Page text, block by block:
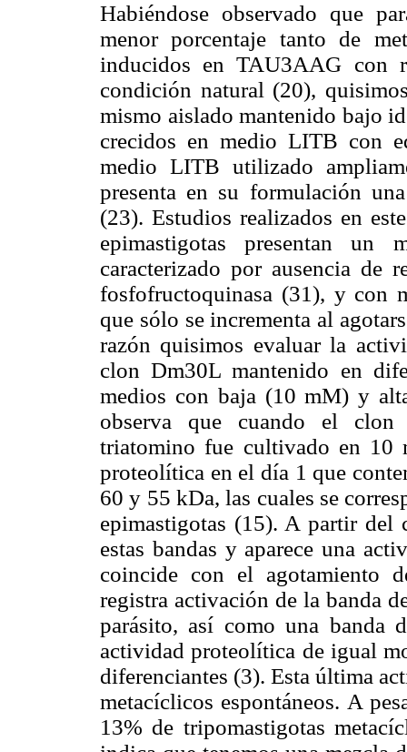
Habiéndose observado que
menor porcentaje tanto de
inducidos en TAU3AAG con
condición natural (20),
mismo aislado mantenido bajo
crecidos en medio LITB con
medio LITB utilizado
presenta en su formulación
(23). Estudios realizados en
epimastigotas presentan un
caracterizado por ausencia de
fosfofructoquinasa (31), y con
que sólo se incrementa al
razón quisimos evaluar la
clon Dm30L mantenido en
medios con baja (10 mM) y
observa que cuando el
triatomino fue cultivado en 10
proteolítica en el día 1 que
60 y 55 kDa, las cuales se
epimastigotas (15). A partir del
estas bandas y aparece una
coincide con el agotamiento
registra activación de la banda
parásito, así como una banda
actividad proteolítica de igual
diferenciantes (3). Esta última
metacíclicos espontáneos. A
13% de tripomastigotas